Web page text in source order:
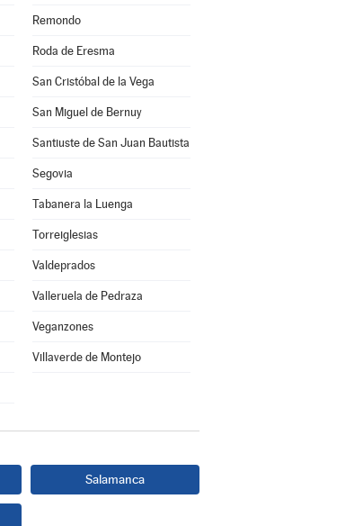
Remondo
Roda de Eresma
San Cristóbal de la Vega
San Miguel de Bernuy
Santiuste de San Juan Bautista
Segovia
Tabanera la Luenga
Torreiglesias
Valdeprados
Valleruela de Pedraza
Veganzones
Villaverde de Montejo
Salamanca